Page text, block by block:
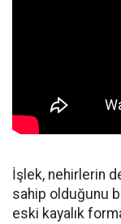
İşlek, nehirlerin
sahip olduğunu
eski kayalık